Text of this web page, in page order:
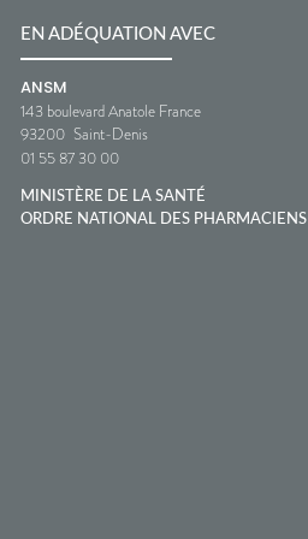
EN ADÉQUATION AVEC
ANSM
143 boulevard Anatole France
93200 Saint-Denis
01 55 87 30 00
MINISTÈRE DE LA SANTÉ
ORDRE NATIONAL DES PHARMACIENS